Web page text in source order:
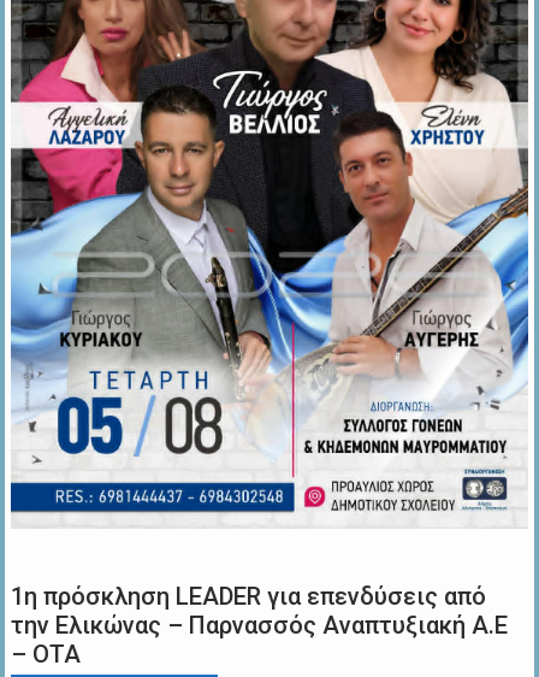
1η πρόσκληση LEADER για επενδύσεις από
την Ελικώνας – Παρνασσός Αναπτυξιακή Α.Ε
– ΟΤΑ